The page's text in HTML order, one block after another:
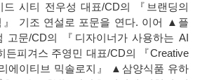
시티 전우성 대표/CD의 『브랜딩의
』 기조 연설로 포문을 연다. 이어 ▲플
고문/CD의 『디자이너가 사용하는 AI
피겨스 주영민 대표/CD의 『Creative
에이티브 믹솔로지』 ▲삼양식품 유하